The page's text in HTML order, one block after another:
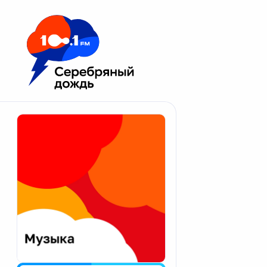
Москва 100.1 FM
Апатиты
Екатеринбург
Калининград
Калуга